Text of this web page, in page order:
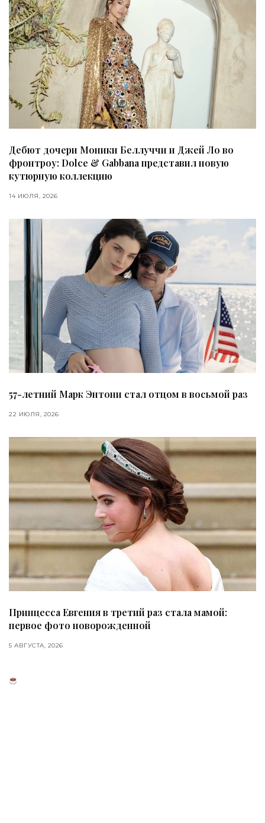
Дебют дочери Моники Беллуччи и Джей Ло во
фронтроу: Dolce & Gabbana представил новую
кутюрную коллекцию
14 ИЮЛЯ, 2026
57-летний Марк Энтони стал отцом в восьмой раз
22 ИЮЛЯ, 2026
Принцесса Евгения в третий раз стала мамой:
первое фото новорожденной
5 АВГУСТА, 2026